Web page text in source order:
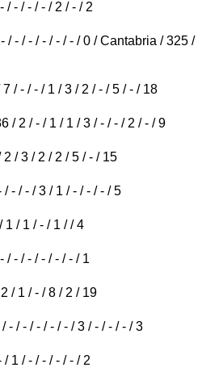
/ - / - / - / 2 / - / 2
/ - / - / - / - / - / 0 / Cantabria / 325 /
/ - / - / 1 / 3 / 2 / - / 5 / - / 18
/ 2 / - / 1 / 1 / 3 / - / - / 2 / - / 9
/ 3 / 2 / 2 / 5 / - / 15
- / - / 3 / 1 / - / - / - / 5
1 / 1 / - / 1 / / 4
/ - / - / - / - / - / 1
/ 1 / - / 8 / 2 / 19
/ - / - / - / - / 3 / - / - / - / 3
1 / - / - / - / - / 2